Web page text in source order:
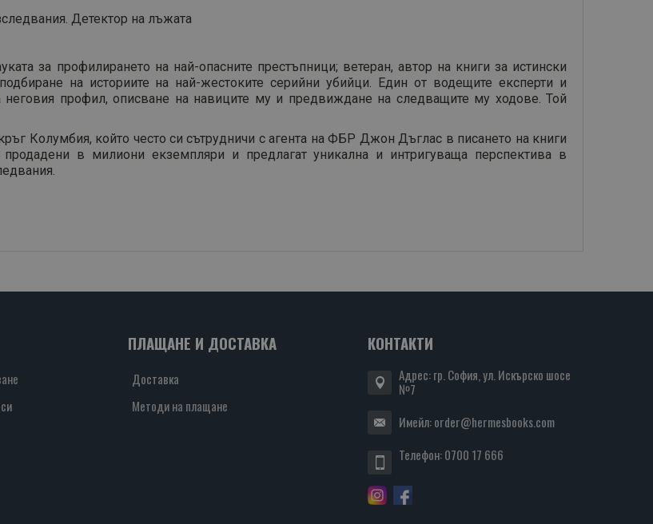
Детектор на лъжата
за профилирането на най-опасните престъпници; ветеран, автор на книги за истински
на историите на най-жестоките серийни убийци. Един от водещите експерти и
неговия профил, описване на навиците му и предвиждане на следващите му ходове. Той
Колумбия, който често си сътрудничи с агента на ФБР Джон Дъглас в писането на книги
в милиони екземпляри и предлагат уникална и интригуваща перспектива в
ПЛАЩАНЕ И ДОСТАВКА
Доставка
Методи на плащане
КОНТАКТИ
Адрес: гр. София, ул. Искърско шосе
№7
Имейл:order@hermesbooks.com
Телефон:0700 17 666